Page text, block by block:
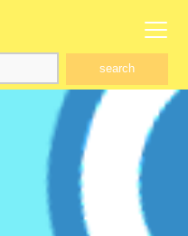
search